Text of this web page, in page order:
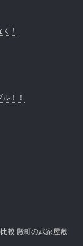
！
！！
較 殿町の武家屋敷